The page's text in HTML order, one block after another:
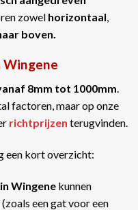
zowel horizontaal
boven.
8mm tot 1000mm.
factoren, maar op onze
richtprijzen terugvinden.
een kort overzicht:
Wingene kunnen
een gat voor een